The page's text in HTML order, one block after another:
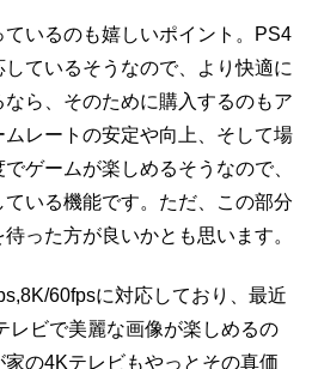
ているのも嬉しいポイント。PS4
ているそうなので、より快適に
ら、そのために購入するのもア
レートの安定や向上、そして場
ゲームが楽しめるそうなので、
いる機能です。ただ、この部分
った方が良いかとも思います。
60fpsに対応しており、最近
レビで美麗な画像が楽しめるの
の4Kテレビもやっとその真価